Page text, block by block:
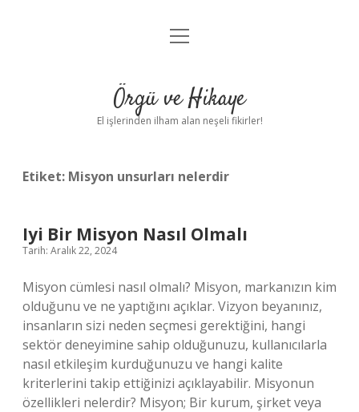
Anasayfa
Yasal Uyarı
menüyü
Örgü ve Hikaye
El işlerinden ilham alan neşeli fikirler!
Etiket: Misyon unsurları nelerdir
Iyi Bir Misyon Nasıl Olmalı
Tarih: Aralık 22, 2024
Misyon cümlesi nasıl olmalı? Misyon, markanızın kim
olduğunu ve ne yaptığını açıklar. Vizyon beyanınız,
insanların sizi neden seçmesi gerektiğini, hangi
sektör deneyimine sahip olduğunuzu, kullanıcılarla
nasıl etkileşim kurduğunuzu ve hangi kalite
kriterlerini takip ettiğinizi açıklayabilir. Misyonun
özellikleri nelerdir? Misyon; Bir kurum, şirket veya